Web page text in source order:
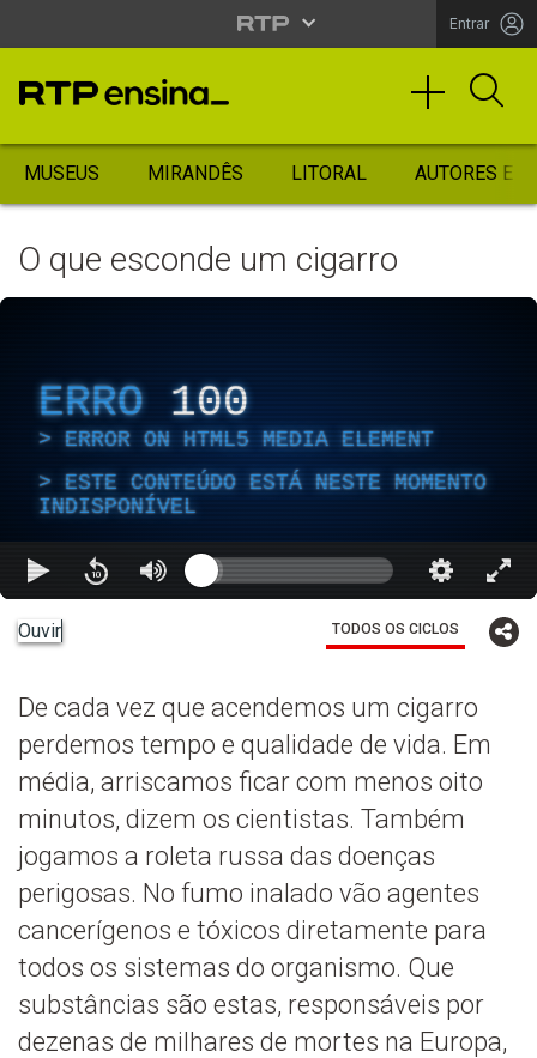
Entrar
MUSEUS MIRANDÊS LITORAL AUTORES
O que esconde um cigarro
ERRO 100
ERROR ON HTML5 MEDIA ELEMENT
ESTE CONTEÚDO ESTÁ NESTE MOMENTO
INDISPONÍVEL
Ouvir TODOS OS CICLOS
De cada vez que acendemos um cigarro
perdemos tempo e qualidade de vida. Em
média, arriscamos ficar com menos oito
minutos, dizem os cientistas. Também
jogamos a roleta russa das doenças
perigosas. No fumo inalado vão agentes
cancerígenos e tóxicos diretamente para
todos os sistemas do organismo. Que
substâncias são estas, responsáveis por
dezenas de milhares de mortes na Europa,